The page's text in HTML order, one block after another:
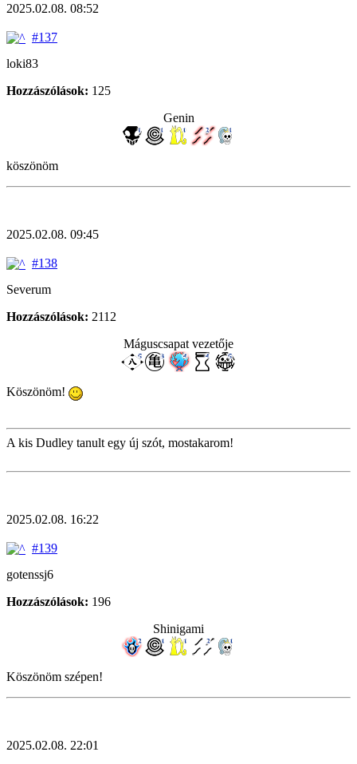
2025.02.08. 08:52
#137
loki83
Hozzászólások: 125
Genin
köszönöm
2025.02.08. 09:45
#138
Severum
Hozzászólások: 2112
Máguscsapat vezetője
Köszönöm!
A kis Dudley tanult egy új szót, mostakarom!
2025.02.08. 16:22
#139
gotenssj6
Hozzászólások: 196
Shinigami
Köszönöm szépen!
2025.02.08. 22:01